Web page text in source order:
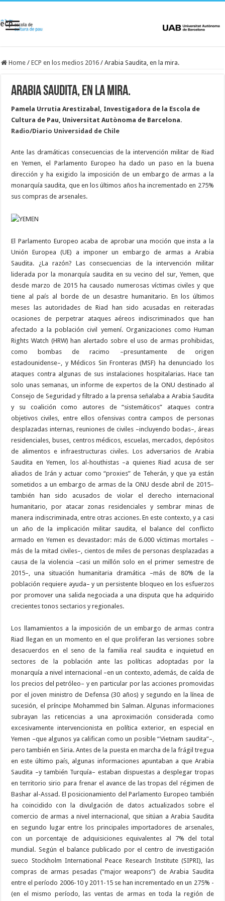
Home / ECP en los medios 2016 / Arabia Saudita, en la mira.
Arabia Saudita, en la mira.
Pamela Urrutia Arestizabal, Investigadora de la Escola de
Cultura de Pau, Universitat Autònoma de Barcelona.
Radio/Diario Universidad de Chile
Ante las dramáticas consecuencias de la intervención militar de Riad
en Yemen, el Parlamento Europeo ha dado un paso en la buena
dirección y ha exigido la imposición de un embargo de armas a la
monarquía saudita, que en los últimos años ha incrementado en 275%
sus compras de arsenales.
El Parlamento Europeo acaba de aprobar una moción que insta a la
Unión Europea (UE) a imponer un embargo de armas a Arabia
Saudita. ¿La razón? Las consecuencias de la intervención militar
liderada por la monarquía saudita en su vecino del sur, Yemen, que
desde marzo de 2015 ha causado numerosas víctimas civiles y que
tiene al país al borde de un desastre humanitario. En los últimos
meses las autoridades de Riad han sido acusadas en reiteradas
ocasiones de perpetrar ataques aéreos indiscriminados que han
afectado a la población civil yemení. Organizaciones como Human
Rights Watch (HRW) han alertado sobre el uso de armas prohibidas,
como bombas de racimo –presuntamente de origen
estadounidense–, y Médicos Sin Fronteras (MSF) ha denunciado los
ataques contra algunas de sus instalaciones hospitalarias. Hace tan
solo unas semanas, un informe de expertos de la ONU destinado al
Consejo de Seguridad y filtrado a la prensa señalaba a Arabia Saudita
y su coalición como autores de “sistemáticos” ataques contra
objetivos civiles, entre ellos ofensivas contra campos de personas
desplazadas internas, reuniones de civiles –incluyendo bodas–, áreas
residenciales, buses, centros médicos, escuelas, mercados, depósitos
de alimentos e infraestructuras civiles. Los adversarios de Arabia
Saudita en Yemen, los al-houthistas –a quienes Riad acusa de ser
aliados de Irán y actuar como “proxies” de Teherán, y que ya están
sometidos a un embargo de armas de la ONU desde abril de 2015–
también han sido acusados de violar el derecho internacional
humanitario, por atacar zonas residenciales y sembrar minas de
manera indiscriminada, entre otras acciones. En este contexto, y a casi
un año de la implicación militar saudita, el balance del conflicto
armado en Yemen es devastador: más de 6.000 víctimas mortales –
más de la mitad civiles­–, cientos de miles de personas desplazadas a
causa de la violencia –casi un millón solo en el primer semestre de
2015–, una situación humanitaria dramática –más de 80% de la
población requiere ayuda– y un persistente bloqueo en los esfuerzos
por promover una salida negociada a una disputa que ha adquirido
crecientes tonos sectarios y regionales.
Los llamamientos a la imposición de un embargo de armas contra
Riad llegan en un momento en el que proliferan las versiones sobre
desacuerdos en el seno de la familia real saudita e inquietud en
sectores de la población ante las políticas adoptadas por la
monarquía a nivel internacional –en un contexto, además, de caída de
los precios del petróleo– y en particular por las acciones promovidas
por el joven ministro de Defensa (30 años) y segundo en la línea de
sucesión, el príncipe Mohammed bin Salman. Algunas informaciones
subrayan las reticencias a una aproximación considerada como
excesivamente intervencionista en política exterior, en especial en
Yemen ­–que algunos ya califican como un posible “Vietnam saudita”–,
pero también en Siria. Antes de la puesta en marcha de la frágil tregua
en este último país, algunas informaciones apuntaban a que Arabia
Saudita –y también Turquía– estaban dispuestas a desplegar tropas
en territorio sirio para frenar el avance de las tropas del régimen de
Bashar al-Assad. El posicionamiento del Parlamento Europeo también
ha coincidido con la divulgación de datos actualizados sobre el
comercio de armas a nivel internacional, que sitúan a Arabia Saudita
en segundo lugar entre los principales importadores de arsenales,
con un porcentaje de adquisiciones equivalentes al 7% del total
mundial. Según el balance publicado por el centro de investigación
sueco Stockholm International Peace Research Institute (SIPRI), las
compras de armas pesadas (“major weapons”) de Arabia Saudita
entre el período 2006-10 y 2011-15 se han incrementado en un 275% ­
(en el mismo período, las ventas de armas en toda la región de